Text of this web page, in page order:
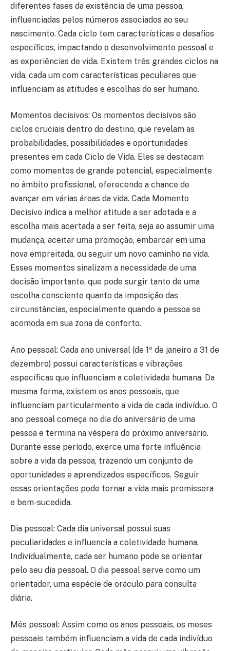
diferentes fases da existência de uma pessoa,
influenciadas pelos números associados ao seu
nascimento. Cada ciclo tem características e desafios
específicos, impactando o desenvolvimento pessoal e
as experiências de vida. Existem três grandes ciclos na
vida, cada um com características peculiares que
influenciam as atitudes e escolhas do ser humano.
Momentos decisivos: Os momentos decisivos são
ciclos cruciais dentro do destino, que revelam as
probabilidades, possibilidades e oportunidades
presentes em cada Ciclo de Vida. Eles se destacam
como momentos de grande potencial, especialmente
no âmbito profissional, oferecendo a chance de
avançar em várias áreas da vida. Cada Momento
Decisivo indica a melhor atitude a ser adotada e a
escolha mais acertada a ser feita, seja ao assumir uma
mudança, aceitar uma promoção, embarcar em uma
nova empreitada, ou seguir um novo caminho na vida.
Esses momentos sinalizam a necessidade de uma
decisão importante, que pode surgir tanto de uma
escolha consciente quanto da imposição das
circunstâncias, especialmente quando a pessoa se
acomoda em sua zona de conforto.
Ano pessoal: Cada ano universal (de 1º de janeiro a 31 de
dezembro) possui características e vibrações
específicas que influenciam a coletividade humana. Da
mesma forma, existem os anos pessoais, que
influenciam particularmente a vida de cada indivíduo. O
ano pessoal começa no dia do aniversário de uma
pessoa e termina na véspera do próximo aniversário.
Durante esse período, exerce uma forte influência
sobre a vida da pessoa, trazendo um conjunto de
oportunidades e aprendizados específicos. Seguir
essas orientações pode tornar a vida mais promissora
e bem-sucedida.
Dia pessoal: Cada dia universal possui suas
peculiaridades e influencia a coletividade humana.
Individualmente, cada ser humano pode se orientar
pelo seu dia pessoal. O dia pessoal serve como um
orientador, uma espécie de oráculo para consulta
diária.
Mês pessoal: Assim como os anos pessoais, os meses
pessoais também influenciam a vida de cada indivíduo